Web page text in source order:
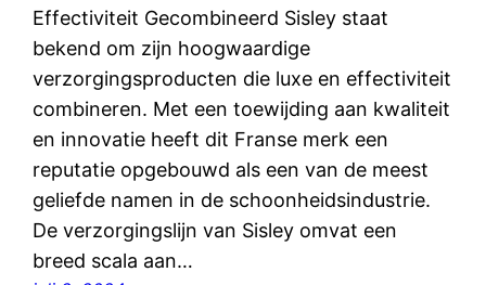
Effectiviteit Gecombineerd Sisley staat
bekend om zijn hoogwaardige
verzorgingsproducten die luxe en effectiviteit
combineren. Met een toewijding aan kwaliteit
en innovatie heeft dit Franse merk een
reputatie opgebouwd als een van de meest
geliefde namen in de schoonheidsindustrie.
De verzorgingslijn van Sisley omvat een
breed scala aan…